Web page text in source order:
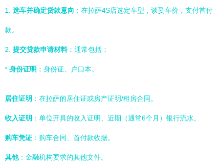
1. 选车并确定贷款意向 ：在拉萨4S店选定车型，谈妥车价，支付首付
款。
2. 提交贷款申请材料：通常包括：
* 身份证明 ：身份证、户口本。
居住证明 ：在拉萨的居住证或房产证明/租房合同。
收入证明 ：单位开具的收入证明、近期（通常6个月）银行流水。
购车凭证 ：购车合同、首付款收据。
其他：金融机构要求的其他文件。